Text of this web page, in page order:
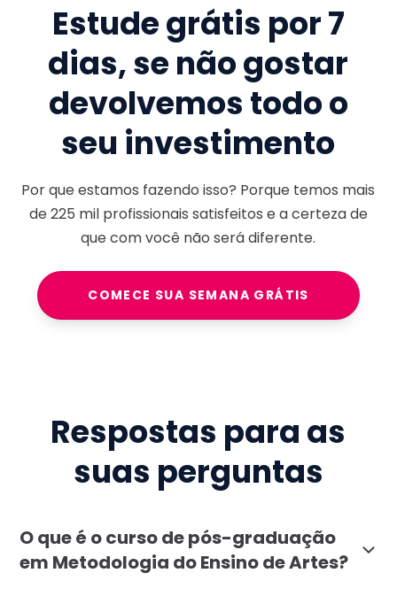
Estude grátis por 7
dias, se não gostar
devolvemos todo o
seu investimento
Por que estamos fazendo isso? Porque temos mais
de225 milprofissionais satisfeitos e a certeza de
que com você não será diferente.
COMECE SUA SEMANA GRÁTIS
Respostas para as
suas perguntas
O que é o curso de pós-graduação
em Metodologia do Ensino de Artes?